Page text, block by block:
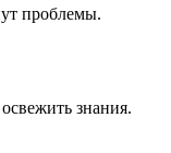
проблемы.
знания.